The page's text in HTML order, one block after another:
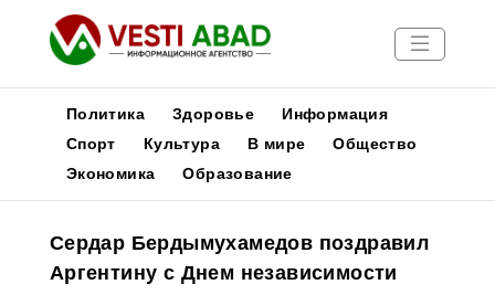
Новости
Медиа
Афиша
Политика Здоровье
Информация
Спорт
Культура В мире
Общество
Экономика
Образование
Сердар Бердымухамедов поздравил
Аргентину с Днем независимости